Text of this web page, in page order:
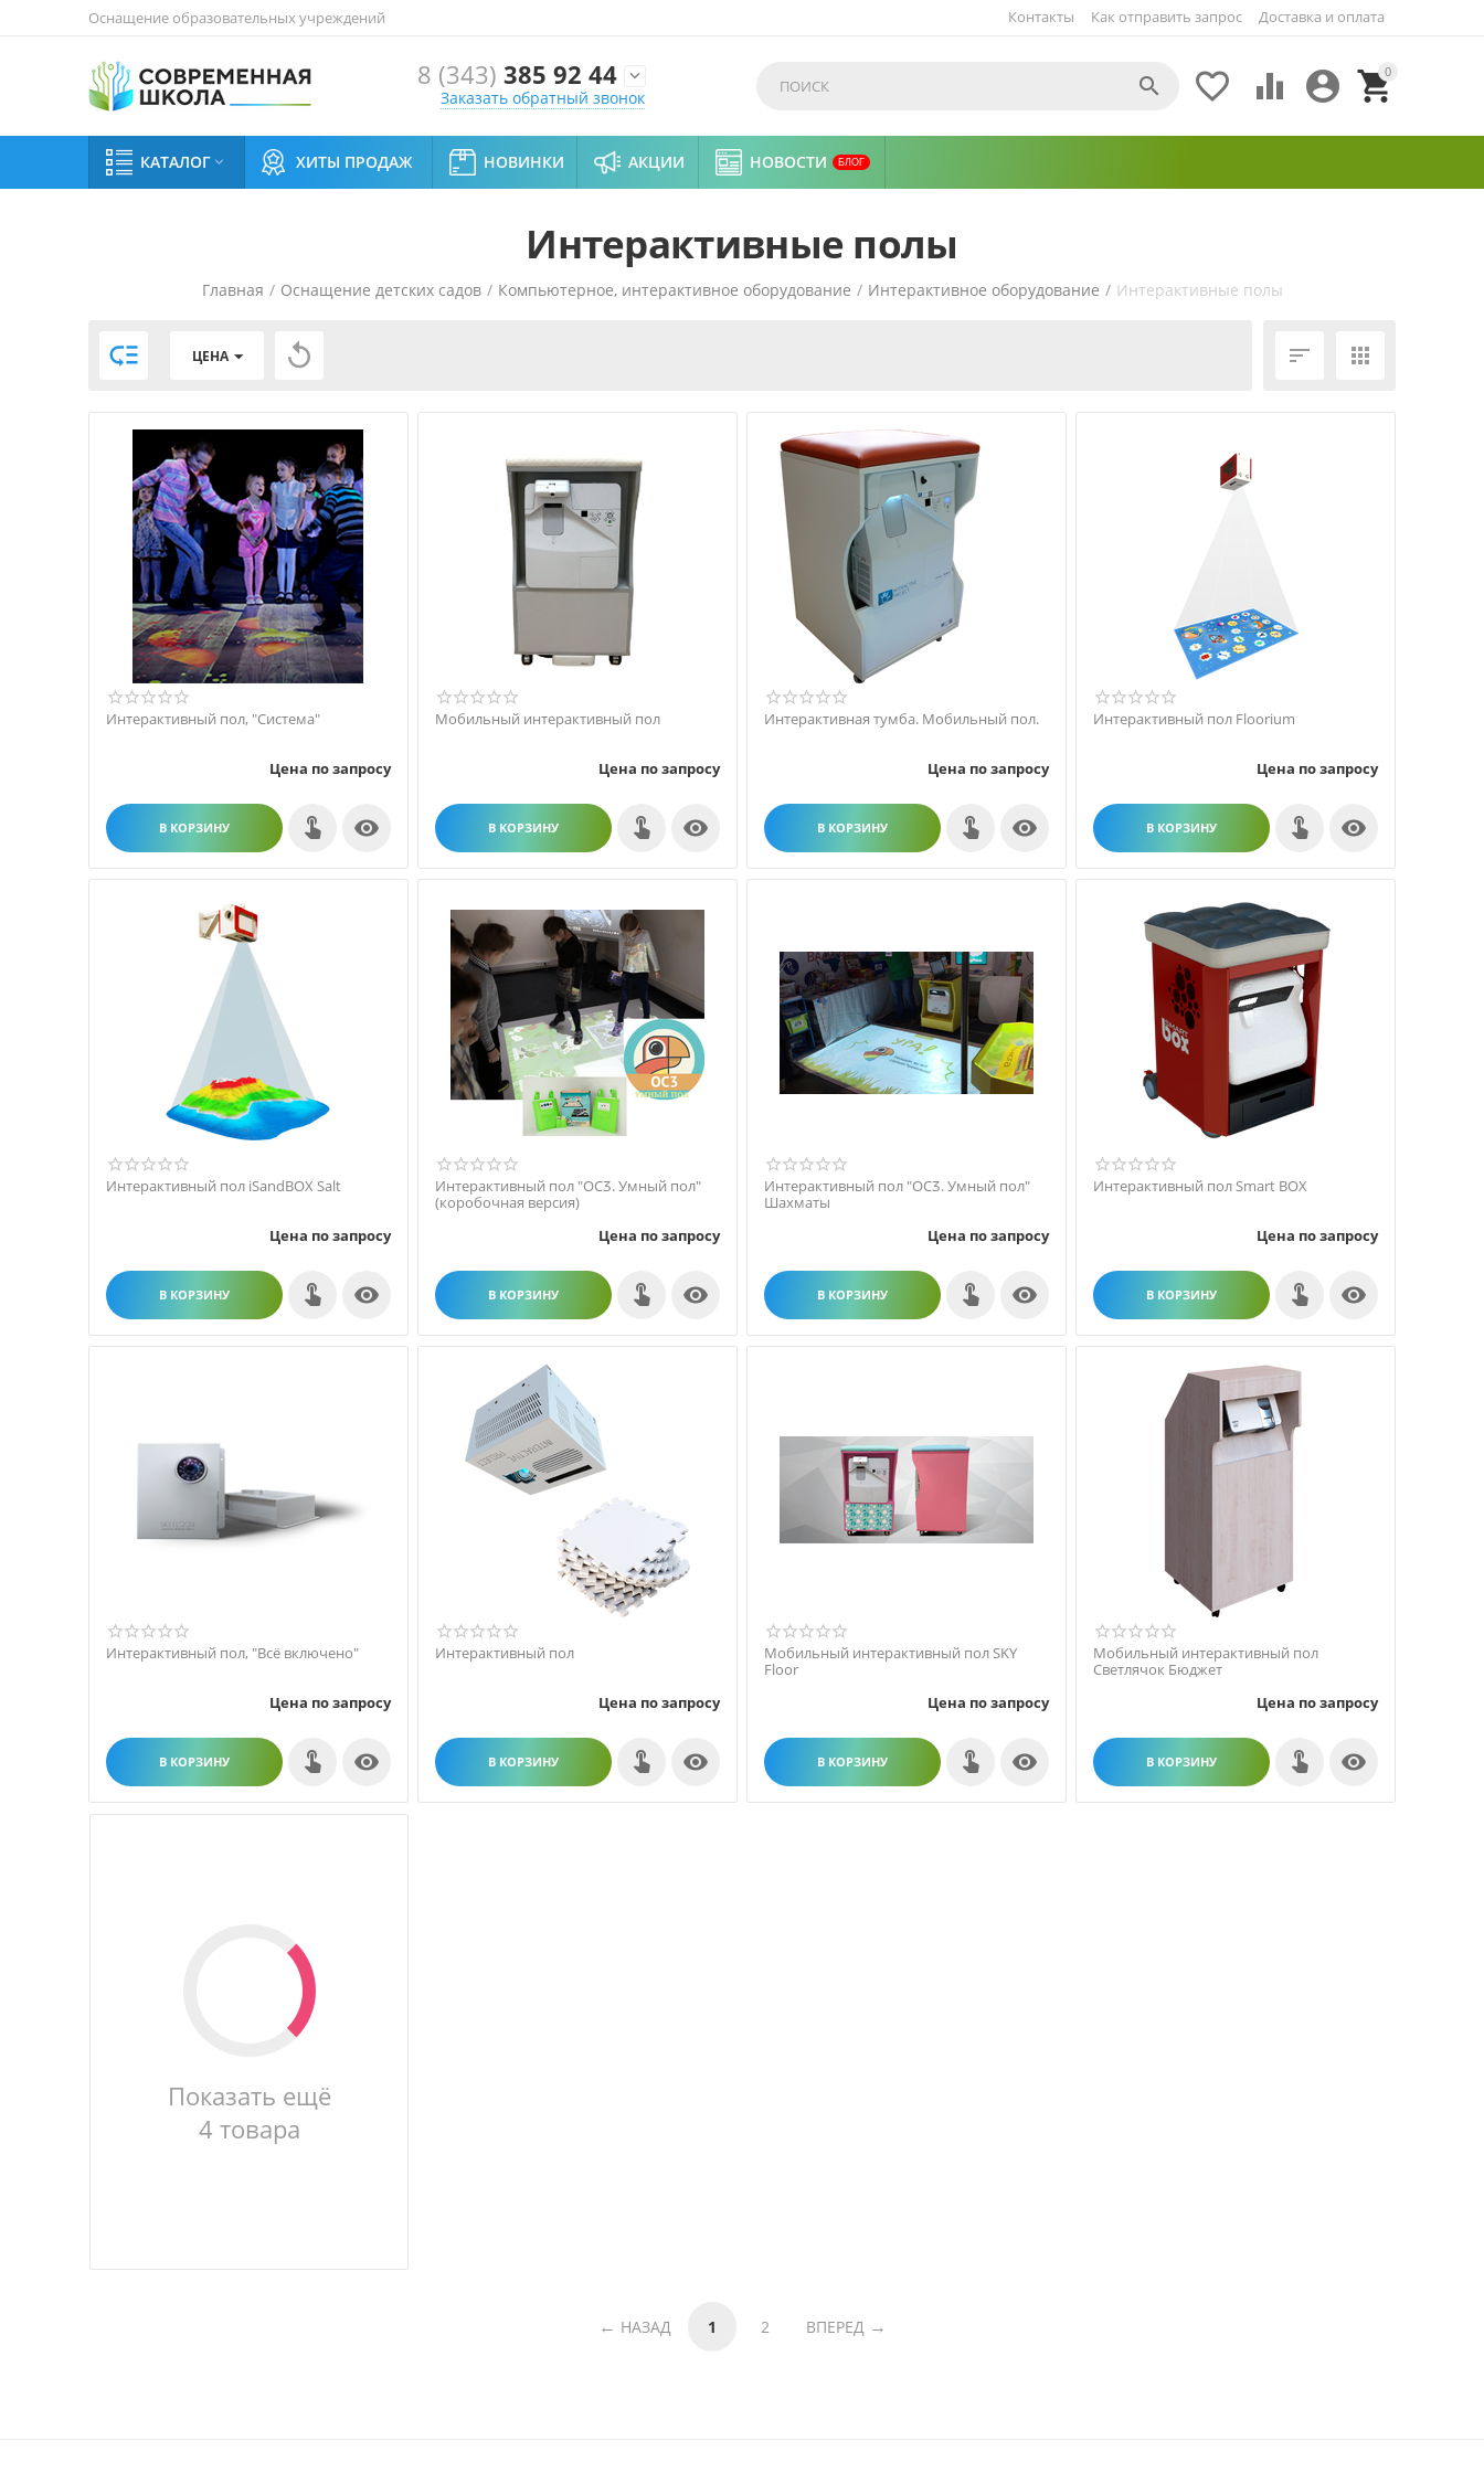
Оснащение образовательных учреждений Как отправить запрос Доставка и оплата
Контакты
8 (343) 385 92 44 
Заказать обратный звонок
0


 

КАТАЛОГ  ХИТЫ ПРОДАЖ НОВИНКИ АКЦИИ НОВОСТИ БЛОГ
Интерактивные полы
Главная / Оснащение детских садов / Компьютерное, интерактивное оборудование / Интерактивное оборудование / Интерактивные полы
 ЦЕНА   
Интерактивный пол, "Система"
Цена по запросу
В КОРЗИНУ 
Мобильный интерактивный пол
Цена по запросу
В КОРЗИНУ 
Интерактивная тумба. Мобильный пол.
Цена по запросу
В КОРЗИНУ 
Интерактивный пол Floorium
Цена по запросу
В КОРЗИНУ 
Интерактивный пол iSandBOX Salt
Цена по запросу
В КОРЗИНУ 
Интерактивный пол "ОСӠ. Умный пол"
(коробочная версия)
Цена по запросу
В КОРЗИНУ 
Интерактивный пол "ОСӠ. Умный пол"
Шахматы
Цена по запросу
В КОРЗИНУ 
Интерактивный пол Smart BOX
Цена по запросу
В КОРЗИНУ 
Интерактивный пол, "Всё включено"
Цена по запросу
В КОРЗИНУ 
Интерактивный пол
Цена по запросу
В КОРЗИНУ 
Мобильный интерактивный пол SKY
Floor
Цена по запросу
В КОРЗИНУ 
Мобильный интерактивный пол
Светлячок Бюджет
Цена по запросу
В КОРЗИНУ 
Показать ещё
4 товара
НАЗАД 1 2 ВПЕРЕД